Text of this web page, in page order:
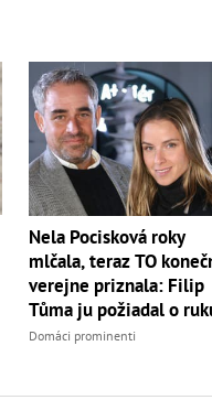
Nela Pocisková roky
mlčala, teraz TO
verejne priznala: Filip
Tůma ju požiadal o
Domáci prominenti